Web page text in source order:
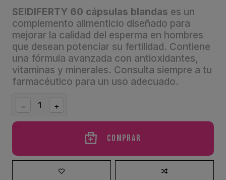
SEIDIFERTY 60 cápsulas blandas es un
complemento alimenticio diseñado para
mejorar la calidad del esperma en hombres
que desean potenciar su fertilidad. Contiene
una fórmula avanzada con antioxidantes,
vitaminas y minerales. Consulta siempre a tu
farmacéutico para un uso adecuado.
Comprar